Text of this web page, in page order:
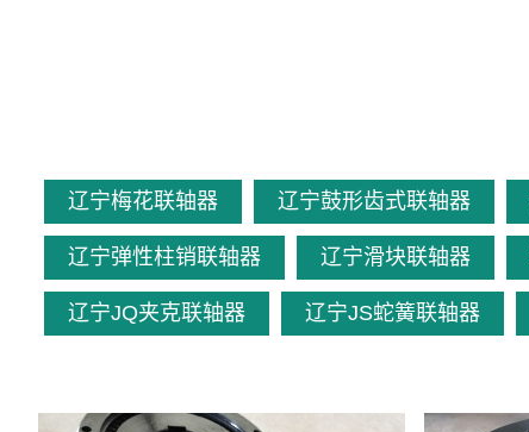
辽宁梅花联轴器 辽宁鼓形齿式联轴器
辽宁弹性柱销联轴器 辽宁滑块联轴器
辽宁JQ夹克联轴器 辽宁JS蛇簧联轴器